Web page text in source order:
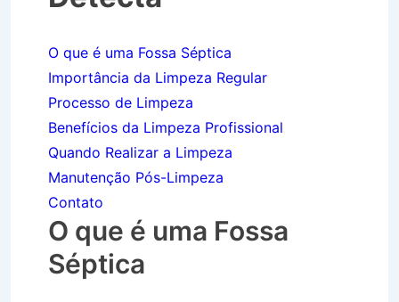
O que é uma Fossa Séptica
Importância da Limpeza Regular
Processo de Limpeza
Benefícios da Limpeza Profissional
Quando Realizar a Limpeza
Manutenção Pós-Limpeza
Contato
O que é uma Fossa
Séptica